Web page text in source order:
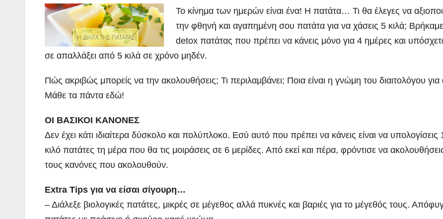
Το κίνημα των ημερών είναι ένα! Η πατάτα… Τι θα έλεγες να
την φθηνή και αγαπημένη σου πατάτα για να χάσεις 5 κιλά;
detox πατάτας που πρέπει να κάνεις μόνο για 4 ημέρες και
σε απαλλάξει από 5 κιλά σε χρόνο μηδέν.
Πώς ακριβώς μπορείς να την ακολουθήσεις; Τι περιλαμβάνει; Ποια είναι η γνώμη του διαιτολόγου για
Μάθε τα πάντα εδώ!
OI ΒΑΣΙΚΟΙ ΚΑΝΟΝΕΣ
Δεν έχει κάτι ιδιαίτερα δύσκολο και πολύπλοκο. Εσύ αυτό που πρέπει να κάνεις είναι να υπολογίσεις
κιλό πατάτες τη μέρα που θα τις μοιράσεις σε 6 μερίδες. Από εκεί και πέρα, φρόντισε να
τους κανόνες που ακολουθούν.
Extra Tips για να είσαι σίγουρη…
– Διάλεξε βιολογικές πατάτες, μικρές σε μέγεθος αλλά πυκνές και βαριές για το μέγεθός τους.